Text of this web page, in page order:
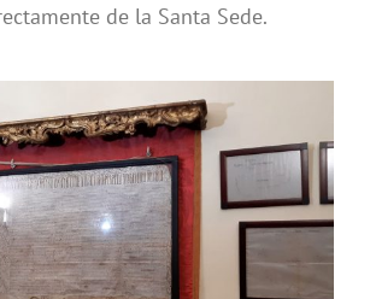
de la Santa Sede.